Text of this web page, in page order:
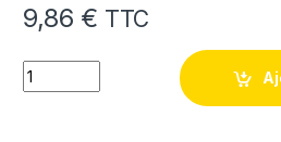
9,86 € TTC
quantité de Batterie